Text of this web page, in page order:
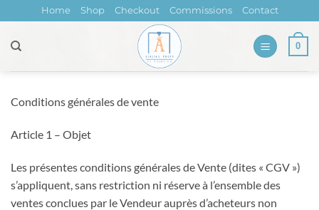
to
content
Home Shop Checkout Commissions Contact
0
Conditions générales de vente
Article 1 – Objet
Les présentes conditions générales de Vente (dites « CGV »)
s’appliquent, sans restriction ni réserve à l’ensemble des
ventes conclues par le Vendeur auprès d’acheteurs non